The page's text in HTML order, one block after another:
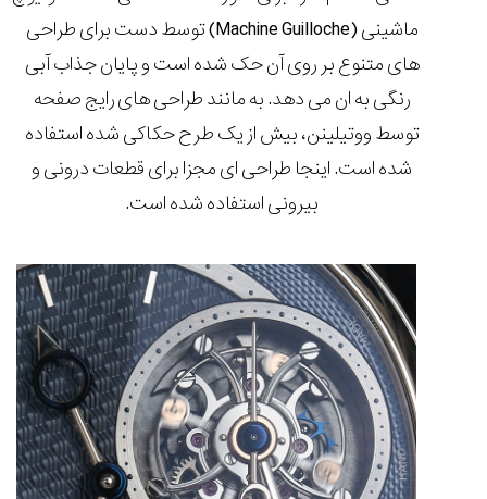
ماشینی (Machine Guilloche) توسط دست برای طراحی
های متنوع بر روی آن حک شده است و پایان جذاب آبی
رنگی به ان می دهد. به مانند طراحی های رایج صفحه
توسط ووتیلینن، بیش از یک طرح حکاکی شده استفاده
شده است. اینجا طراحی ای مجزا برای قطعات درونی و
بیرونی استفاده شده است.